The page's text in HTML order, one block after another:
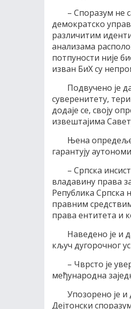
– Споразум не
демократско
различитим
анализама
потпуности није
изван БиХ су
Подвучено је
суверенитету,
додаје се, своју
извештајима
Њена
гарантују
– Српска
владавину права
Република Српска
правним
права ентитета и
Наведено је и
кључ дугорочног
– Чврсто је
међународна
Упозорено је и
Дејтонски